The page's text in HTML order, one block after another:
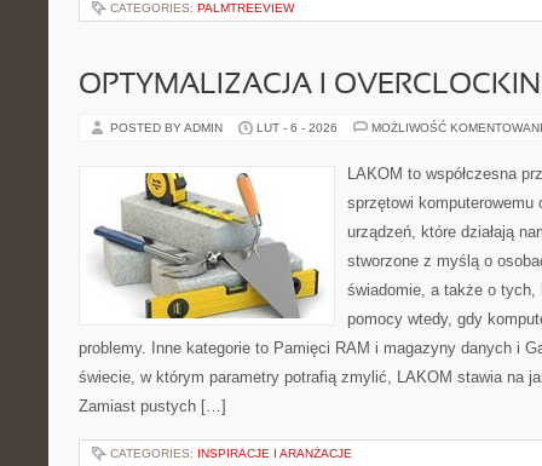
CATEGORIES: PALMTREEVIEW
OPTYMALIZACJA I
POSTED BY ADMIN LUT - 6 - 2026 MOŻLIWOŚĆ
LAKOM to współczesna
sprzętowi komputerowemu
urządzeń, które działają
stworzone z myślą o
świadomie, a także o tych,
pomocy wtedy, gdy
problemy. Inne kategorie to Pamięci RAM i magazyny danych i
świecie, w którym parametry potrafią zmylić, LAKOM stawia na
Zamiast pustych […]
CATEGORIES: INSPIRACJE I ARANŻACJE